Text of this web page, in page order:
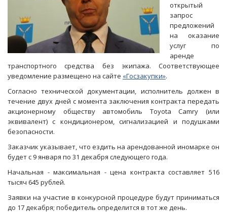
открытый
запрос
предложений
на оказание
услуг по
аренде
транспортного средства без экипажа. Соответствующее
уведомление размещено на сайте «Госзакупки».
Согласно технической документации, исполнитель должен в
течение двух дней с момента заключения контракта передать
акционерному обществу автомобиль Toyota Camry (или
эквивалент) с кондиционером, сигнализацией и подушками
безопасности.
Заказчик указывает, что ездить на арендованной иномарке он
будет с 9 января по 31 декабря следующего года.
Начальная - максимальная - цена контракта составляет 516
тысяч 645 рублей.
Заявки на участие в конкурсной процедуре будут приниматься
до 17 декабря; победитель определится в тот же день.